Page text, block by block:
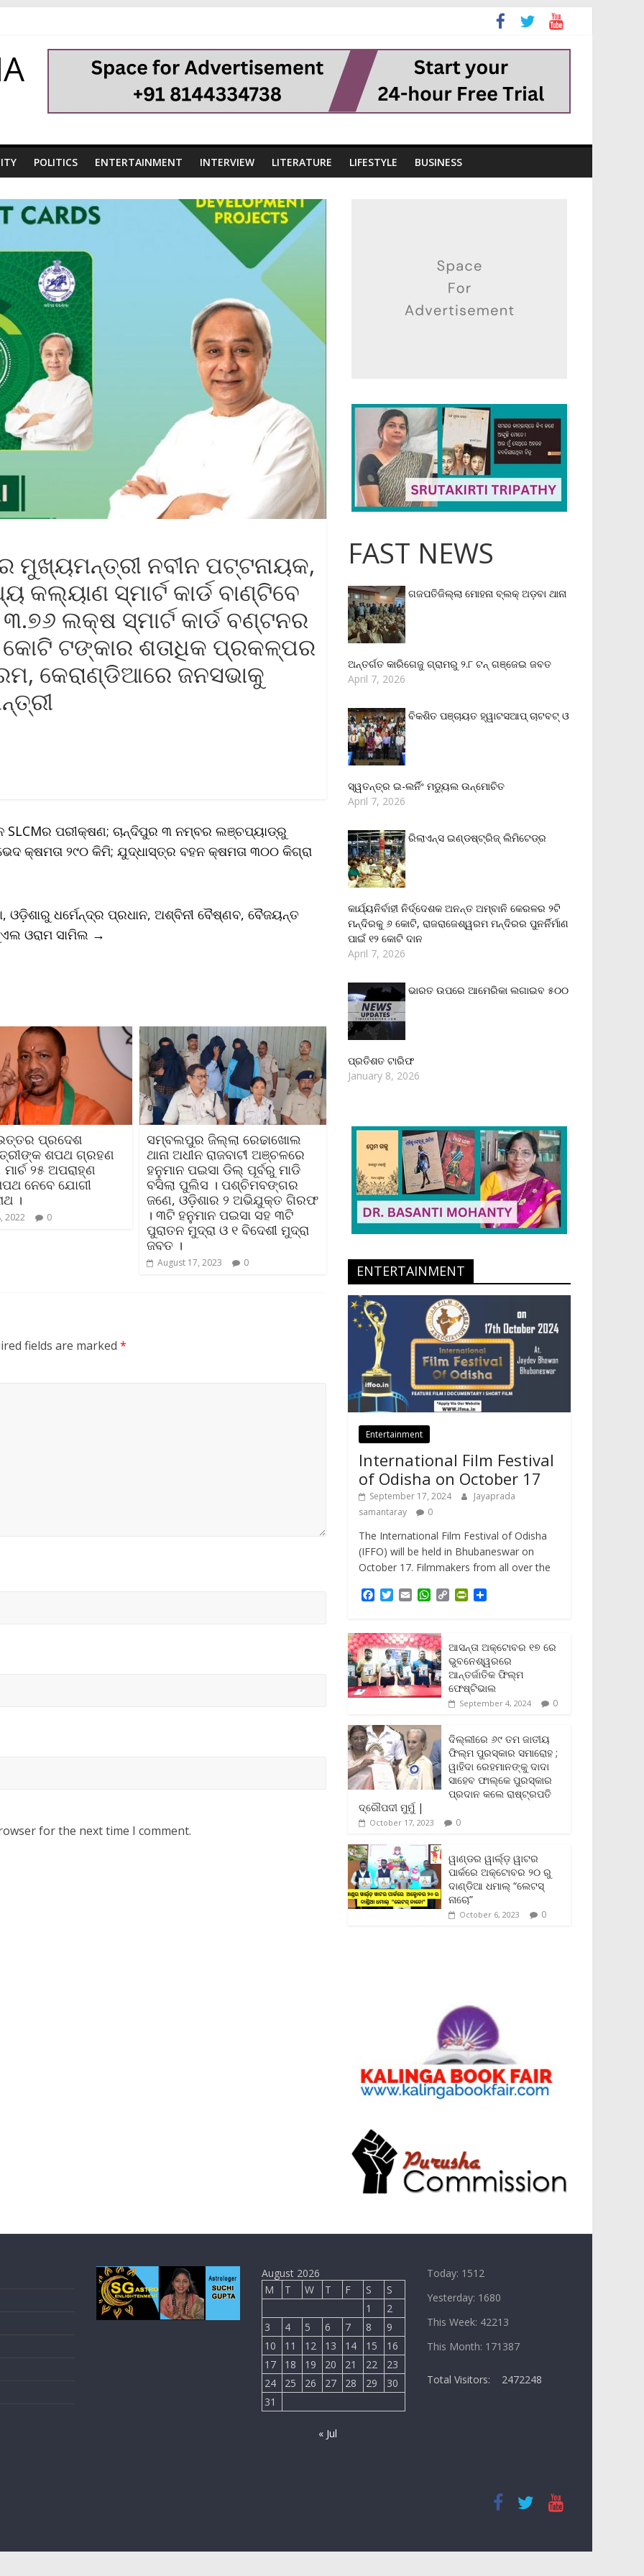
POLITICS ENTERTAINMENT INTERVIEW LITERATURE LIFESTYLE BUSINESS
ମୁଖ୍ୟମନ୍ତ୍ରୀ ନବୀନ ପଟ୍ଟନାୟକ,
ସ୍ମାର୍ଟ କାର୍ଡ ବାଣ୍ଟିବେ
ଲକ୍ଷ ସ୍ମାର୍ଟ କାର୍ଡ ବଣ୍ଟନର
କୋଟି ଟଙ୍କାର ଶତାଧିକ ପ୍ରକଳ୍ପର
କେରାଣ୍ଡିଆରେ ଜନସଭାକୁ
ପରୀକ୍ଷଣ; ଚାନ୍ଦିପୁର ୩ ନମ୍ବର ଲଞ୍ଚପ୍ୟାଡ୍‌ରୁ
କ୍ଷମତା ୨୯୦ କିମି; ଯୁଦ୍ଧାସ୍ତ୍ର ବହନ କ୍ଷମତା ୩୦୦ କିଗ୍ରା
ଓଡ଼ିଶାରୁ ଧର୍ମେନ୍ଦ୍ର ପ୍ରଧାନ, ଅଶ୍ବିନୀ ବୈଷ୍ଣବ, ବୈଜୟନ୍ତ
ଓରାମ ସାମିଲ →
ପ୍ରଦେଶ
ଶପଥ ଗ୍ରହଣ
୨୫ ଅପରାହ୍‌ଣ
ନେବେ ଯୋଗୀ
।
2022 0
ସମ୍ବଲପୁର ଜିଲ୍ଲା ରେଢାଖୋଲ
ଥାନା ଅଧୀନ ରାଜବାଟୀ ଅଞ୍ଚଳରେ
ହନୁମାନ ପଇସା ଡିଲ୍‌ ପୂର୍ବରୁ ମାଡି
ବସିଲା ପୁଲିସ । ପଶ୍ଚିମବଙ୍ଗର
ଜଣେ, ଓଡ଼ିଶାର ୨ ଅଭିଯୁକ୍ତ ଗିରଫ
। ୩ଟି ହନୁମାନ ପଇସା ସହ ୩ଟି
ପୁରାତନ ମୁଦ୍ରା ଓ ୧ ବିଦେଶୀ ମୁଦ୍ରା
ଜବତ ।
August 17, 2023 0
fields are marked *
for the next time I comment.
FAST NEWS
ଗଜପତିଜିଲ୍ଲା ମୋହନା ବ୍ଲକ୍‌ ଅଡ଼ବା ଥାନା
ଅନ୍ତର୍ଗତ କାରିଗେଜୁ ଗ୍ରାମରୁ ୨.୮ ଟନ୍ ଗଞ୍ଜେଇ ଜବତ
April 7, 2026
ବିକଶିତ ପଞ୍ଚାୟତ ହ୍ୱାଟସଆପ୍ ଚାଟବଟ୍ ଓ
ସ୍ୱତନ୍ତ୍ର ଇ-ଲର୍ନିଂ ମଡ୍ୟୁଲ ଉନ୍ମୋଚିତ
April 7, 2026
ରିଲାଏନ୍‌ସ ଇଣ୍ଡଷ୍ଟ୍ରିଜ୍ ଲିମିଟେଡ୍‌ର
କାର୍ଯ୍ୟନିର୍ବାହୀ ନିର୍ଦ୍ଦେଶକ ଅନନ୍ତ ଅମ୍ବାନି କେରଳର ୨ଟି
ମନ୍ଦିରକୁ ୬ କୋଟି, ରାଜରାଜେଶ୍ୱରମ ମନ୍ଦିରର ପୁନର୍ନିର୍ମାଣ
ପାଇଁ ୧୨ କୋଟି ଦାନ
April 7, 2026
ଭାରତ ଉପରେ ଆମେରିକା ଲଗାଇବ ୫୦୦
ପ୍ରତିଶତ ଟାରିଫ
January 8, 2026
ENTERTAINMENT
Entertainment
International Film Festival
of Odisha on October 17
September 17, 2024
Jayaprada
samantaray
0
The International Film Festival of Odisha
(IFFO) will be held in Bhubaneswar on
October 17. Filmmakers from all over the
e
b
o
o
k
T
t
t
e
r
E
i
l
W
t
s
A
p
p
C
L
i
n
k
P
t
F
r
i
e
n
l
y
e
ଆସନ୍ତା ଅକ୍ଟୋବର ୧୭ ରେ
ଭୁବନେଶ୍ୱରରେ
ଆନ୍ତର୍ଜାତିକ ଫିଲ୍ମ
ଫେଷ୍ଟିଭାଲ
September 4, 2024 0
ଦିଲ୍ଲୀରେ ୬୯ ତମ ଜାତୀୟ
ଫିଲ୍ମ ପୁରସ୍କାର ସମାରୋହ ;
ୱାହିଦା ରେହମାନଙ୍କୁ ଦାଦା
ସାହେବ ଫାଲ୍‌କେ ପୁରସ୍କାର
ପ୍ରଦାନ କଲେ ରାଷ୍ଟ୍ରପତି
ଦ୍ରୌପଦୀ ମୁର୍ମୁ |
October 17, 2023 0
ୱାଣ୍ଡର ୱାର୍ଲ୍‌ଡ଼ ୱାଟର
ପାର୍କରେ ଅକ୍ଟୋବର ୨୦ ରୁ
ଦାଣ୍ଡିଆ ଧମାଲ୍ “ଲେଟସ୍
ନାଚୋ”
October 6, 2023 0
August 2026
M
T W T F S
S
1
2
3
4 5 6 7 8
9
10
11 12 13 14 15
16
17
18 19 20 21 22
23
24
25 26 27 28 29
30
31
« Jul
Today: 1512
Yesterday: 1680
This Week: 42213
This Month: 171387
Total Visitors: 2472248